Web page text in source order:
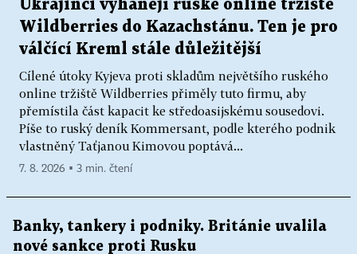
Ukrajinci vyhánějí ruské online tržiště
Wildberries do Kazachstánu. Ten je pro
válčící Kreml stále důležitější
Cílené útoky Kyjeva proti skladům největšího ruského
online tržiště Wildberries přiměly tuto firmu, aby
přemístila část kapacit ke středoasijskému sousedovi.
Píše to ruský deník Kommersant, podle kterého podnik
vlastněný Taťjanou Kimovou poptává...
7. 8. 2026 ▪ 3 min. čtení
Banky, tankery i podniky. Británie uvalila
nové sankce proti Rusku